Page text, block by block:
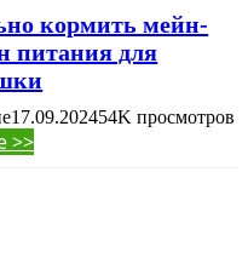
кормить мейн-
питания для
17.09.202454Kпросмотров
>>